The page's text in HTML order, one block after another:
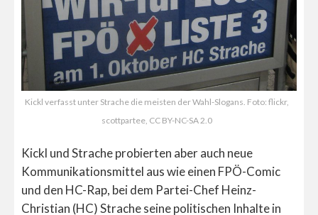
Kickl verfasst unter Strache die meisten der Wahl-Slogans. Foto: flickr,
scottpartee, CC BY-NC-SA 2.0
Kickl und Strache probierten aber auch neue
Kommunikationsmittel aus wie einen FPÖ-Comic
und den HC-Rap, bei dem Partei-Chef Heinz-
Christian (HC) Strache seine politischen Inhalte in